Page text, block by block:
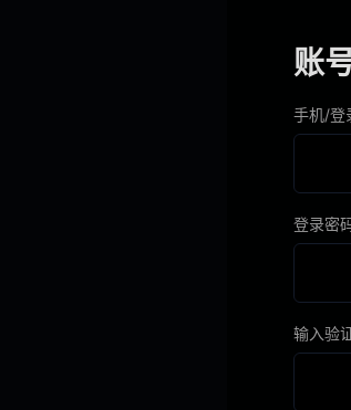
账
手机/登
登录密
输入验